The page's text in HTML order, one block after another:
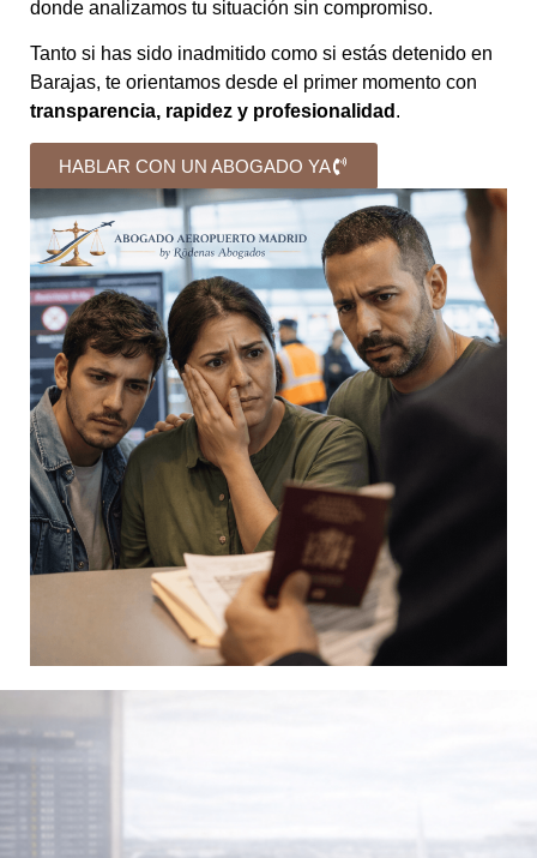
donde analizamos tu situación sin compromiso.
Tanto si has sido inadmitido como si estás detenido en
Barajas, te orientamos desde el primer momento con
transparencia, rapidez y profesionalidad .
HABLAR CON UN ABOGADO YA